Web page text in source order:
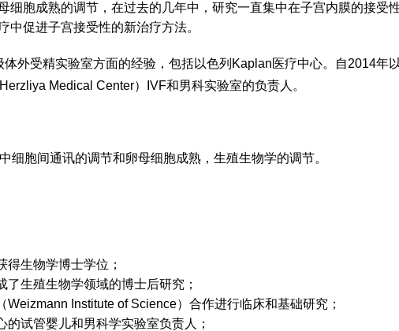
细胞成熟的调节，在过去的几年中，研究一直集中在子宫内膜的接受
中促进子宫接受性的新治疗方法。
外受精实验室方面的经验，包括以色列Kaplan医疗中心。自2014年以
Medical Center）IVF和男科实验室的负责人。
细胞间通讯的调节和卵母细胞成熟，生殖生物学的调节。
生物学博士学位；
生殖生物学领域的博士后研究；
Institute of Science）合作进行临床和基础研究；
试管婴儿和男科学实验室负责人；